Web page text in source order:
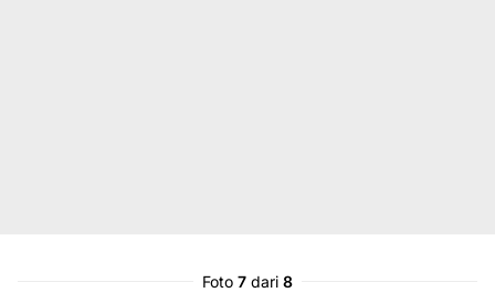
Foto 7 dari 8